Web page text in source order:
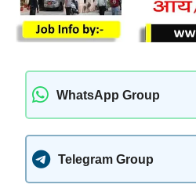
WhatsApp Group
Telegram Group